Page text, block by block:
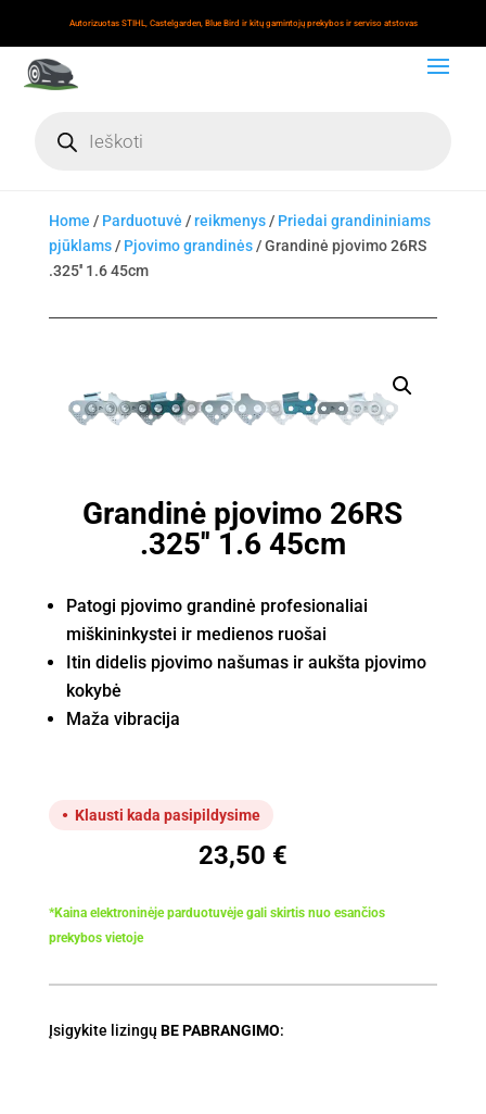
Autorizuotas STIHL, Castelgarden, Blue Bird ir kitų gamintojų prekybos ir serviso atstovas
search
Home / Parduotuvė /reikmenys/ Priedai grandininiams
pjūklams/ Pjovimo grandinės/ Grandinė pjovimo 26RS
.325'' 1.6 45cm
Grandinė pjovimo 26RS
.325'' 1.6 45cm
Patogi pjovimo grandinė profesionaliai
miškininkystei ir medienos ruošai
Itin didelis pjovimo našumas ir aukšta pjovimo
kokybė
Maža vibracija
Klausti kada pasipildysime
23,50 €
*Kaina elektroninėje parduotuvėje gali skirtis nuo esančios
prekybos vietoje
Įsigykite lizingų BE PABRANGIMO: